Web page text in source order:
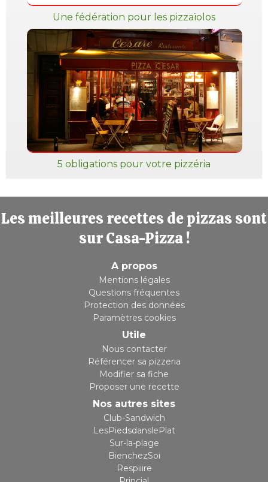
Une fédération pour les pizzaïolos
5 obligations pour votre pizzéria
Les meilleures recettes de pizzas sont
sur Casa-Pizza !
A propos
Mentions légales
Questions fréquentes
Protection des données
Paramètres cookies
Utile
Nous contacter
Référencer sa pizzeria
Modifier sa fiche
Proposer une recette
Nos autres sites
Club-Sandwich
LesPiedsdanslePlat
Sur-la-plage
BienchezSoi
Respiiire